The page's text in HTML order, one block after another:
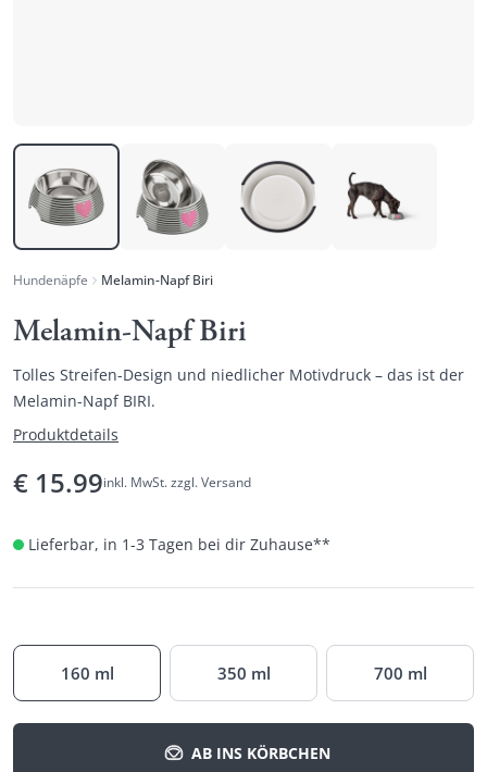
Hundenäpfe Melamin-Napf Biri
Melamin-Napf Biri
Tolles Streifen-Design und niedlicher Motivdruck – das ist der
Melamin-Napf BIRI.
Produktdetails
€ 15.99inkl. MwSt. zzgl. Versand
Lieferbar, in 1-3 Tagen bei dir Zuhause**
160 ml 350 ml 700 ml
AB INS KÖRBCHEN